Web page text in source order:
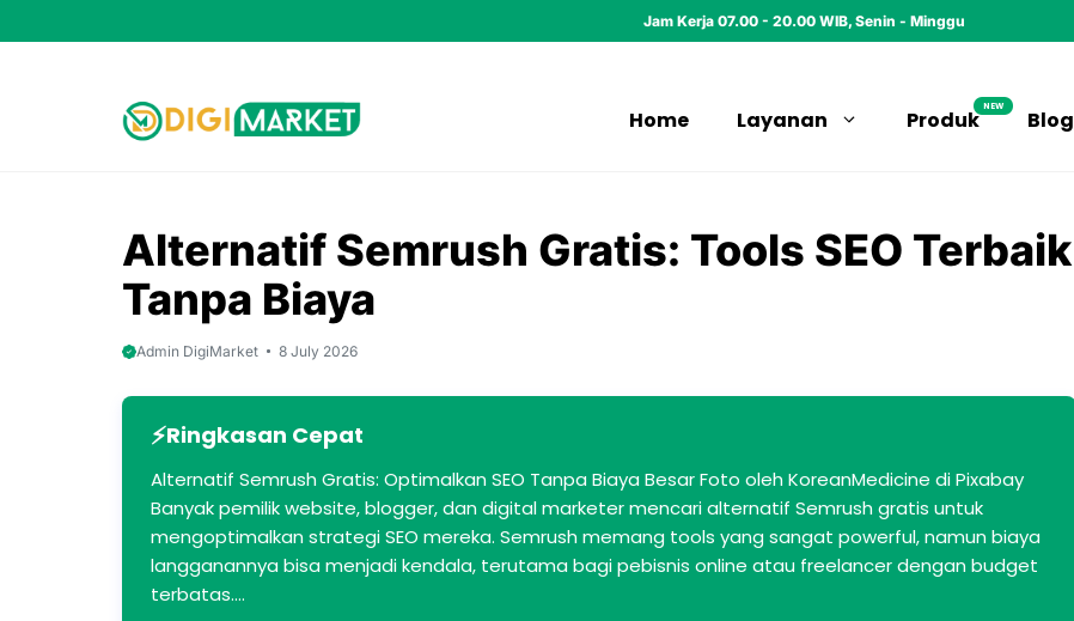
to
Jam Kerja 07.00 - 20.00 WIB, Senin - Minggu
Home Layanan Produk
NEW
Blog
Alternatif Semrush Gratis: Tools SEO Terbaik
Tanpa Biaya
Admin DigiMarket 8 July 2026
Ringkasan Cepat
Alternatif Semrush Gratis: Optimalkan SEO Tanpa Biaya Besar Foto oleh KoreanMedicine di Pixabay
Banyak pemilik website, blogger, dan digital marketer mencari alternatif Semrush gratis untuk
mengoptimalkan strategi SEO mereka. Semrush memang tools yang sangat powerful, namun biaya
langganannya bisa menjadi kendala, terutama bagi pebisnis online atau freelancer dengan budget
terbatas.…